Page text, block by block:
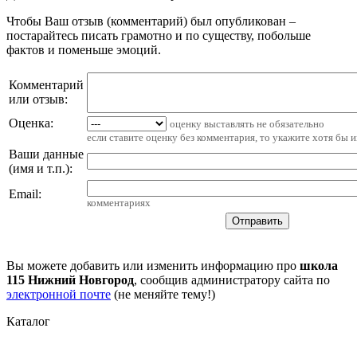
Чтобы Ваш отзыв (комментарий) был опубликован –
постарайтесь писать грамотно и по существу, побольше
фактов и поменьше эмоций.
Комментарий
или отзыв:
Оценка:
оценку выставлять не обязательно
если ставите оценку без комментария, то укажите хотя бы
Ваши данные
(имя и т.п.):
Email:
комментариях
Вы можете добавить или изменить информацию про школа
115 Нижний Новгород, сообщив администратору сайта по
электронной почте (не меняйте тему!)
Каталог